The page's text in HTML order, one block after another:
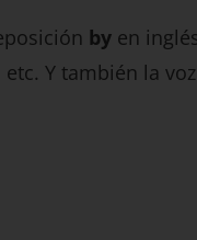
by en
Y también la